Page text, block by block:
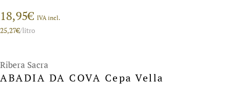
18,95€ IVA incl.
25,27€/litro
Ribera Sacra
ABADIA DA COVA Cepa Vella